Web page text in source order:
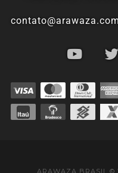
ARAWAZA BRASIL ©